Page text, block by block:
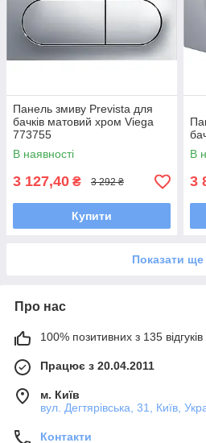
Панель змиву Prevista для
бачків матовий хром Viega
773755
В наявності
3 127,40 ₴ 3 292 ₴
Купити
В
3
Показати ще
Про нас
100% позитивних з 135 відгуків
Працює з 20.04.2011
м. Київ
вул. Дегтярівська, 31, Київ,
Контакти